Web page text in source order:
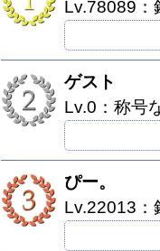
Lv.78089：
ゲスト
Lv.0：称号
ぴー。
Lv.22013：